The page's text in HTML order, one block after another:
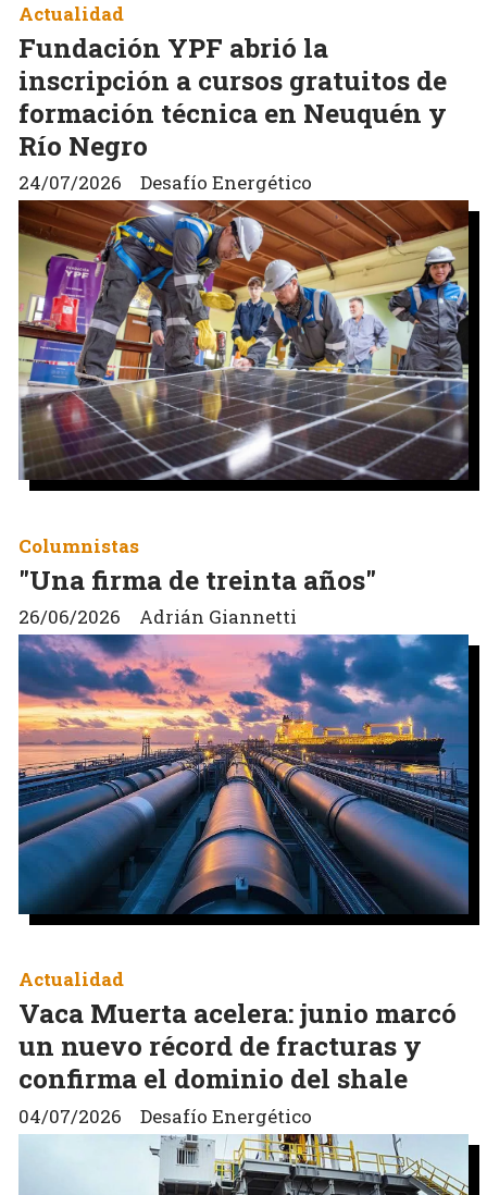
Fundación YPF abrió la
inscripción a cursos gratuitos de
formación técnica en Neuquén y
Río Negro
Desafío Energético
Actualidad
24/07/2026
"Una firma de treinta años"
Adrián Giannetti
Columnistas
26/06/2026
Vaca Muerta acelera: junio marcó
un nuevo récord de fracturas y
confirma el dominio del shale
Desafío Energético
Actualidad
04/07/2026